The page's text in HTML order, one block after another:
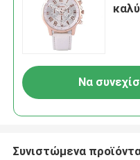
Να
Συνιστώμενα